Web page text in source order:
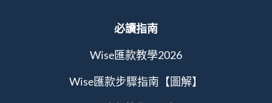
必讀指南
Wise匯款教學2026
Wise匯款步驟指南【圖解】